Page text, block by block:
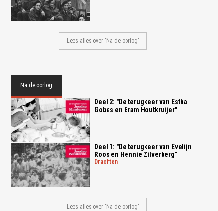
Lees alles over 'Na de oorlog'
Na de oorlog
Deel 2: "De terugkeer van Estha
Gobes en Bram Houtkruijer"
Deel 1: "De terugkeer van Evelijn
Roos en Hennie Zilverberg"
drachten
Lees alles over 'Na de oorlog'